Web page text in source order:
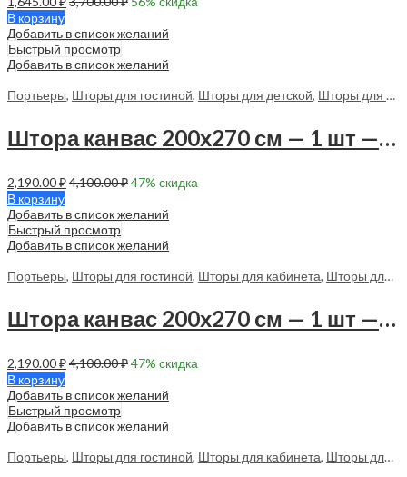
В корзину
Добавить в список желаний
Быстрый просмотр
Добавить в список желаний
Портьеры, Шторы для гостиной, Шторы для детской, Шторы для спальни
Штора канвас 200х270 см — 1 шт — 70054 в спальню, в гостиную
2,190.00₽4,100.00₽47% скидка
В корзину
Добавить в список желаний
Быстрый просмотр
Добавить в список желаний
Портьеры, Шторы для гостиной, Шторы для кабинета, Шторы для спальни
Штора канвас 200х270 см — 1 шт — 70055 в спальню, с гостиную
2,190.00₽4,100.00₽47% скидка
В корзину
Добавить в список желаний
Быстрый просмотр
Добавить в список желаний
Портьеры, Шторы для гостиной, Шторы для кабинета, Шторы для спальни